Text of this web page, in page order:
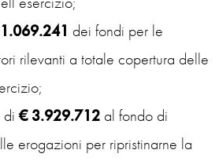
dei fondi per le
rilevanti a totale copertura delle
di€ 3.929.712 al fondo di
erogazioni per ripristinarne la